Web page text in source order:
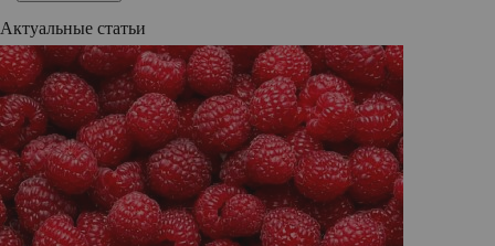
Актуальные статьи